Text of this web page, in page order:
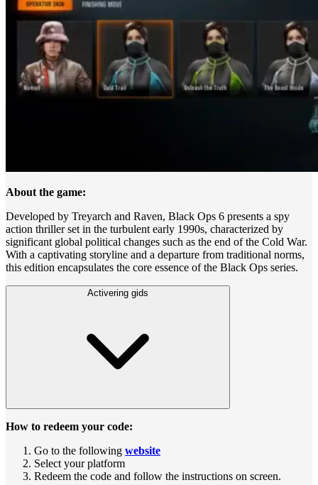
About the game:
Developed by Treyarch and Raven, Black Ops 6 presents a spy
action thriller set in the turbulent early 1990s, characterized by
significant global political changes such as the end of the Cold War.
With a captivating storyline and a departure from traditional norms,
this edition encapsulates the core essence of the Black Ops series.
Activering gids
How to redeem your code:
Go to the following website
Select your platform
Redeem the code and follow the instructions on screen.